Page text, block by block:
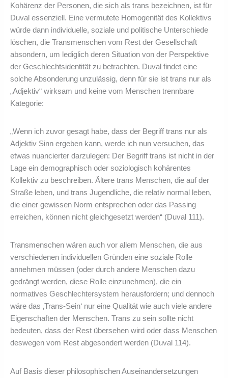
Kohärenz der Personen, die sich als trans bezeichnen, ist für
Duval essenziell. Eine vermutete Homogenität des Kollektivs
würde dann individuelle, soziale und politische Unterschiede
löschen, die Transmenschen vom Rest der Gesellschaft
absondern, um lediglich deren Situation von der Perspektive
der Geschlechtsidentität zu betrachten. Duval findet eine
solche Absonderung unzulässig, denn für sie ist trans nur als
„Adjektiv“ wirksam und keine vom Menschen trennbare
Kategorie:
„Wenn ich zuvor gesagt habe, dass der Begriff trans nur als
Adjektiv Sinn ergeben kann, werde ich nun versuchen, das
etwas nuancierter darzulegen: Der Begriff trans ist nicht in der
Lage ein demographisch oder soziologisch kohärentes
Kollektiv zu beschreiben. Ältere trans Menschen, die auf der
Straße leben, und trans Jugendliche, die relativ normal leben,
die einer gewissen Norm entsprechen oder das Passing
erreichen, können nicht gleichgesetzt werden“ (Duval 111).
Transmenschen wären auch vor allem Menschen, die aus
verschiedenen individuellen Gründen eine soziale Rolle
annehmen müssen (oder durch andere Menschen dazu
gedrängt werden, diese Rolle einzunehmen), die ein
normatives Geschlechtersystem herausfordern; und dennoch
wäre das ‚Trans-Sein‘ nur eine Qualität wie auch viele andere
Eigenschaften der Menschen. Trans zu sein sollte nicht
bedeuten, dass der Rest übersehen wird oder dass Menschen
deswegen vom Rest abgesondert werden (Duval 114).
Auf Basis dieser philosophischen Auseinandersetzungen